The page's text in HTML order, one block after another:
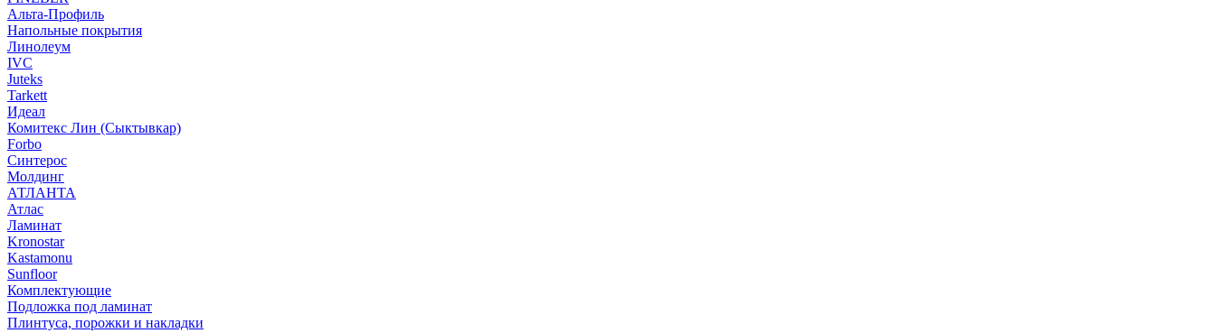
Альта-Профиль
Напольные покрытия
Линолеум
IVC
Juteks
Tarkett
Идеал
Комитекс Лин (Сыктывкар)
Forbo
Синтерос
Молдинг
АТЛАНТА
Атлас
Ламинат
Kronostar
Kastamonu
Sunfloor
Комплектующие
Подложка под ламинат
Плинтуса, порожки и накладки